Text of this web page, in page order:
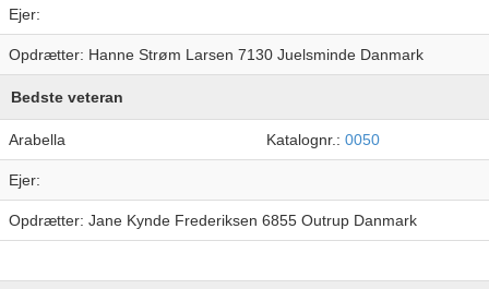
Ejer:
Opdrætter: Hanne Strøm Larsen 7130 Juelsminde Danmark
Bedste veteran
Arabella Katalognr.: 0050
Ejer:
Opdrætter: Jane Kynde Frederiksen 6855 Outrup Danmark